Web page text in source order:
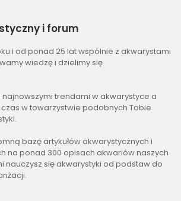
i forum
i od ponad 25 lat wspólnie z akwarystami
wiedzę i dzielimy się
najnowszymi trendami w akwarystyce a
czas w towarzystwie podobnych Tobie
bazę artykułów akwarystycznych i
na ponad 300 opisach akwariów naszych
nauczysz się akwarystyki od podstaw do